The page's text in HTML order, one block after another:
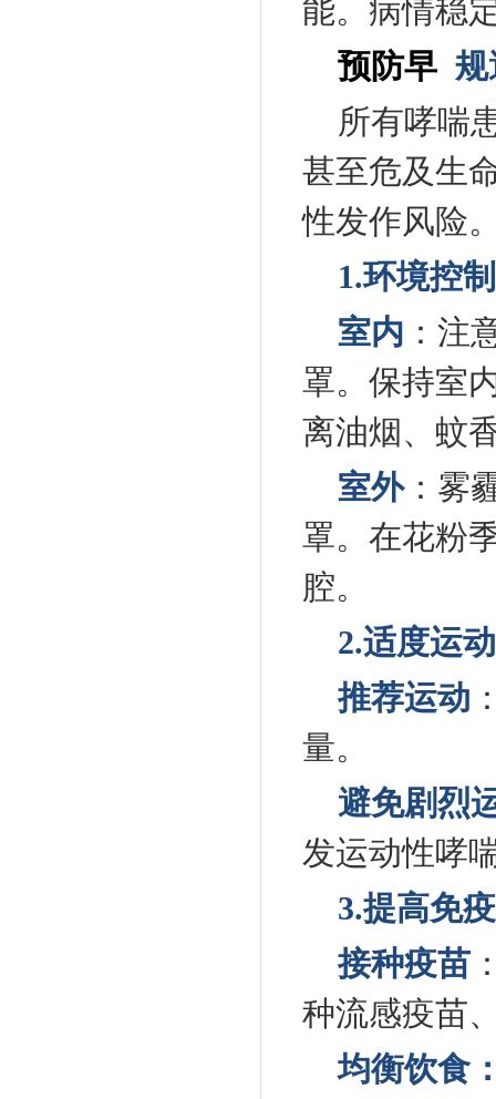
能。病情稳
预防早规
所有哮喘
甚至危及生
性发作风险
1.环境控
室内 ：注
罩。保持室
离油烟、蚊
室外：雾
罩。在花粉
腔。
2.适度运
推荐运动
量。
避免剧烈
发运动性哮
3.提高免
接种疫苗
种流感疫苗
均衡饮食